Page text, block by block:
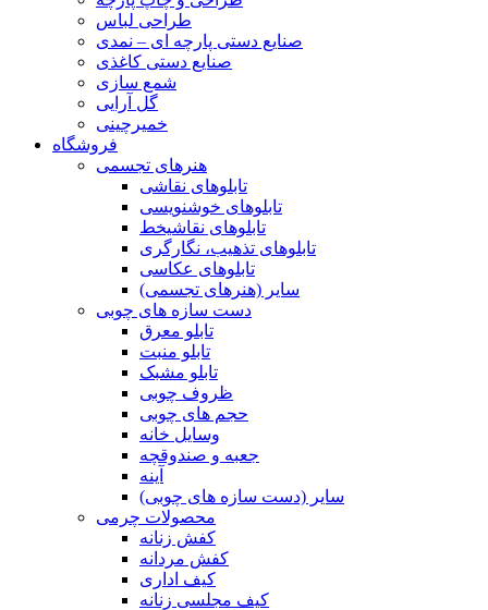
طراحی لباس
صنایع دستی پارچه ای – نمدی
صنایع دستی کاغذی
شمع سازی
گل آرایی
خمیرچینی
فروشگاه
هنرهای تجسمی
تابلوهای نقاشی
تابلوهای خوشنویسی
تابلوهای نقاشیخط
تابلوهای تذهیب، نگارگری
تابلوهای عکاسی
سایر (هنرهای تجسمی)
دست سازه های چوبی
تابلو معرق
تابلو منبت
تابلو مشبک
ظروف چوبی
حجم های چوبی
وسایل خانه
جعبه و صندوقچه
آینه
سایر (دست سازه های چوبی)
محصولات چرمی
کفش زنانه
کفش مردانه
کیف اداری
کیف مجلسی زنانه